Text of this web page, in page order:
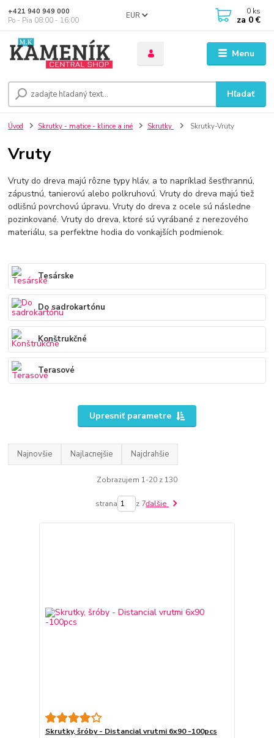
Menu
EUR
Hľadať
+421 940 949 000
Po - Pia 08:00 - 16:00
0 ks
za 0 €
Úvod Skrutky - matice - klince a iné Skrutky Skrutky-Vruty
Vruty
Vruty do dreva majú rôzne typy hláv, a to napríklad šesťhrannú,
zápustnú, tanierovú alebo polkruhovú. Vruty do dreva majú tiež
odlišnú povrchovú úpravu. Vruty do dreva z ocele sú následne
pozinkované. Vruty do dreva, ktoré sú vyrábané z nerezového
materiálu, sa perfektne hodia do vonkajších podmienok.
Tesárske
Do sadrokartónu
Konštrukčné
Terasové
Upresniť parametre
Najnovšie Najlacnejšie Najdrahšie
Zobrazujem 1-20 z 130
strana z 7ďalšie
Skrutky, šróby - Distancial vrutmi 6x90 -100pcs